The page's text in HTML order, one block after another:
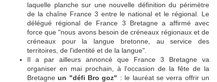
laquelle planche sur une nouvelle définition du périmètre
de la chaîne France 3 entre le national et le régional. Le
délégué régional de France 3 Bretagne a affirmé avec
force que "nous avons besoin de créneaux régionaux et de
créneaux pour la langue bretonne, au service des
territoires, de l'identité et de la langue".
Il a par ailleurs annoncé que France 3 Bretagne va
organiser en mai prochain, à l'occasion de la fête de la
Bretagne un "défi Bro goz" : le lauréat se verra offrir un